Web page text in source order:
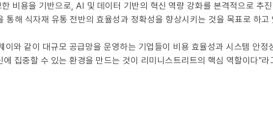
비용을 기반으로, AI 및 데이터 기반의 혁신 역량 강화를 본격적으로 추
해 식자재 유통 전반의 효율성과 정확성을 향상시키는 것을 목표로 하고
와 같이 대규모 공급망을 운영하는 기업들이 비용 효율성과 시스템 안정
집중할 수 있는 환경을 만드는 것이 리미니스트리트의 핵심 역할이다"라